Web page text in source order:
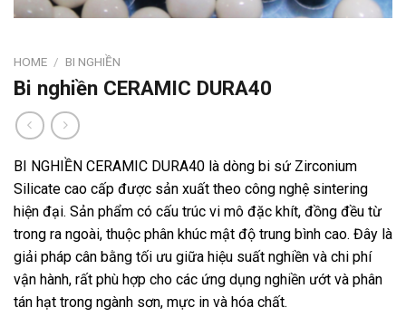
HOME / BI NGHIỀN
Bi nghiền CERAMIC DURA40
BI NGHIỀN CERAMIC DURA40 là dòng bi sứ Zirconium
Silicate cao cấp được sản xuất theo công nghệ sintering
hiện đại. Sản phẩm có cấu trúc vi mô đặc khít, đồng đều từ
trong ra ngoài, thuộc phân khúc mật độ trung bình cao. Đây là
giải pháp cân bằng tối ưu giữa hiệu suất nghiền và chi phí
vận hành, rất phù hợp cho các ứng dụng nghiền ướt và phân
tán hạt trong ngành sơn, mực in và hóa chất.